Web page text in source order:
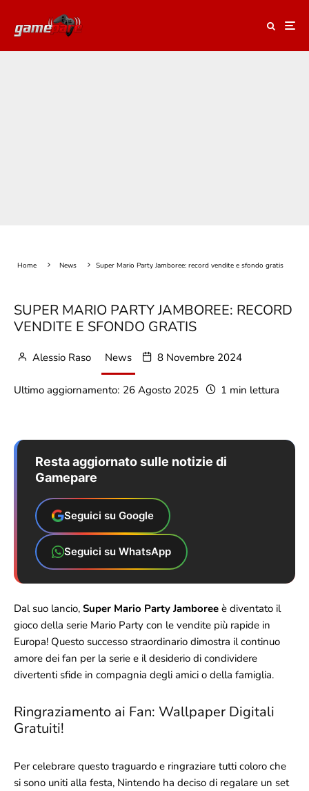
Home News Super Mario Party Jamboree: record vendite e sfondo gratis
SUPER MARIO PARTY JAMBOREE: RECORD
VENDITE E SFONDO GRATIS
Alessio Raso News 8 Novembre 2024
Ultimo aggiornamento: 26 Agosto 2025 1 min lettura
Resta aggiornato sulle notizie di
Gamepare
Seguici su Google
Seguici su WhatsApp
Dal suo lancio, Super Mario Party Jamboree è diventato il
gioco della serie Mario Party con le vendite più rapide in
Europa! Questo successo straordinario dimostra il continuo
amore dei fan per la serie e il desiderio di condividere
divertenti sfide in compagnia degli amici o della famiglia.
Ringraziamento ai Fan: Wallpaper Digitali
Gratuiti!
Per celebrare questo traguardo e ringraziare tutti coloro che
si sono uniti alla festa, Nintendo ha deciso di regalare un set